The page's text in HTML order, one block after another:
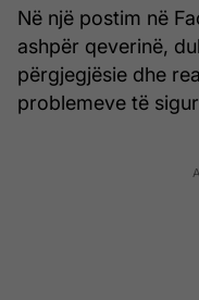
Në një postim në
ashpër qeverinë,
përgjegjësie dhe
problemeve të